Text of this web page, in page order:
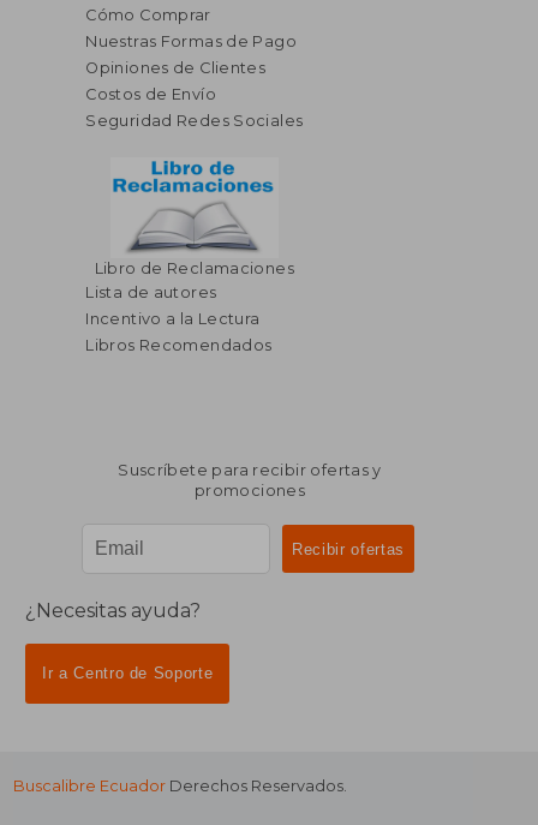
Cómo Comprar
Nuestras Formas de Pago
Opiniones de Clientes
Costos de Envío
Seguridad Redes Sociales
Libro de Reclamaciones
Lista de autores
Incentivo a la Lectura
Libros Recomendados
Suscríbete para recibir ofertas y
promociones
¿Necesitas ayuda?
Ir a Centro de Soporte
Buscalibre Ecuador Derechos Reservados.